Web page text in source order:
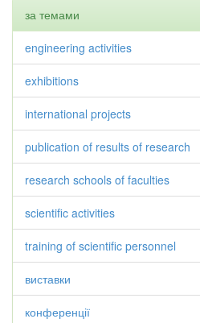
за темами
engineering activities
exhibitions
international projects
publication of results of research
research schools of faculties
scientific activities
training of scientific personnel
виставки
конференції